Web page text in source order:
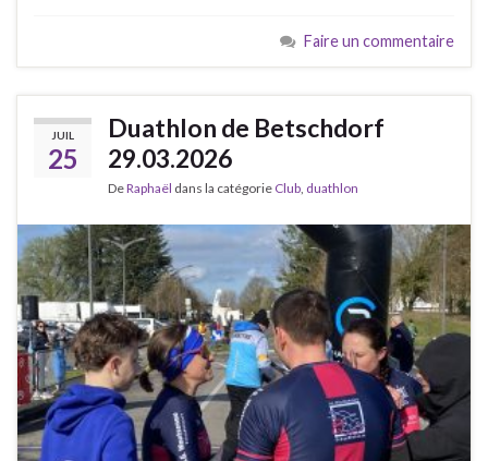
Faire un commentaire
JUIL
25
Duathlon de Betschdorf
29.03.2026
DeRaphaël dans la catégorie Club duathlon